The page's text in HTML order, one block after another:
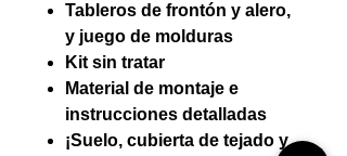
Tableros de frontón y alero,
y juego de molduras
Kit sin tratar
Material de montaje e
instrucciones detalladas
¡Suelo, cubierta de tejado y